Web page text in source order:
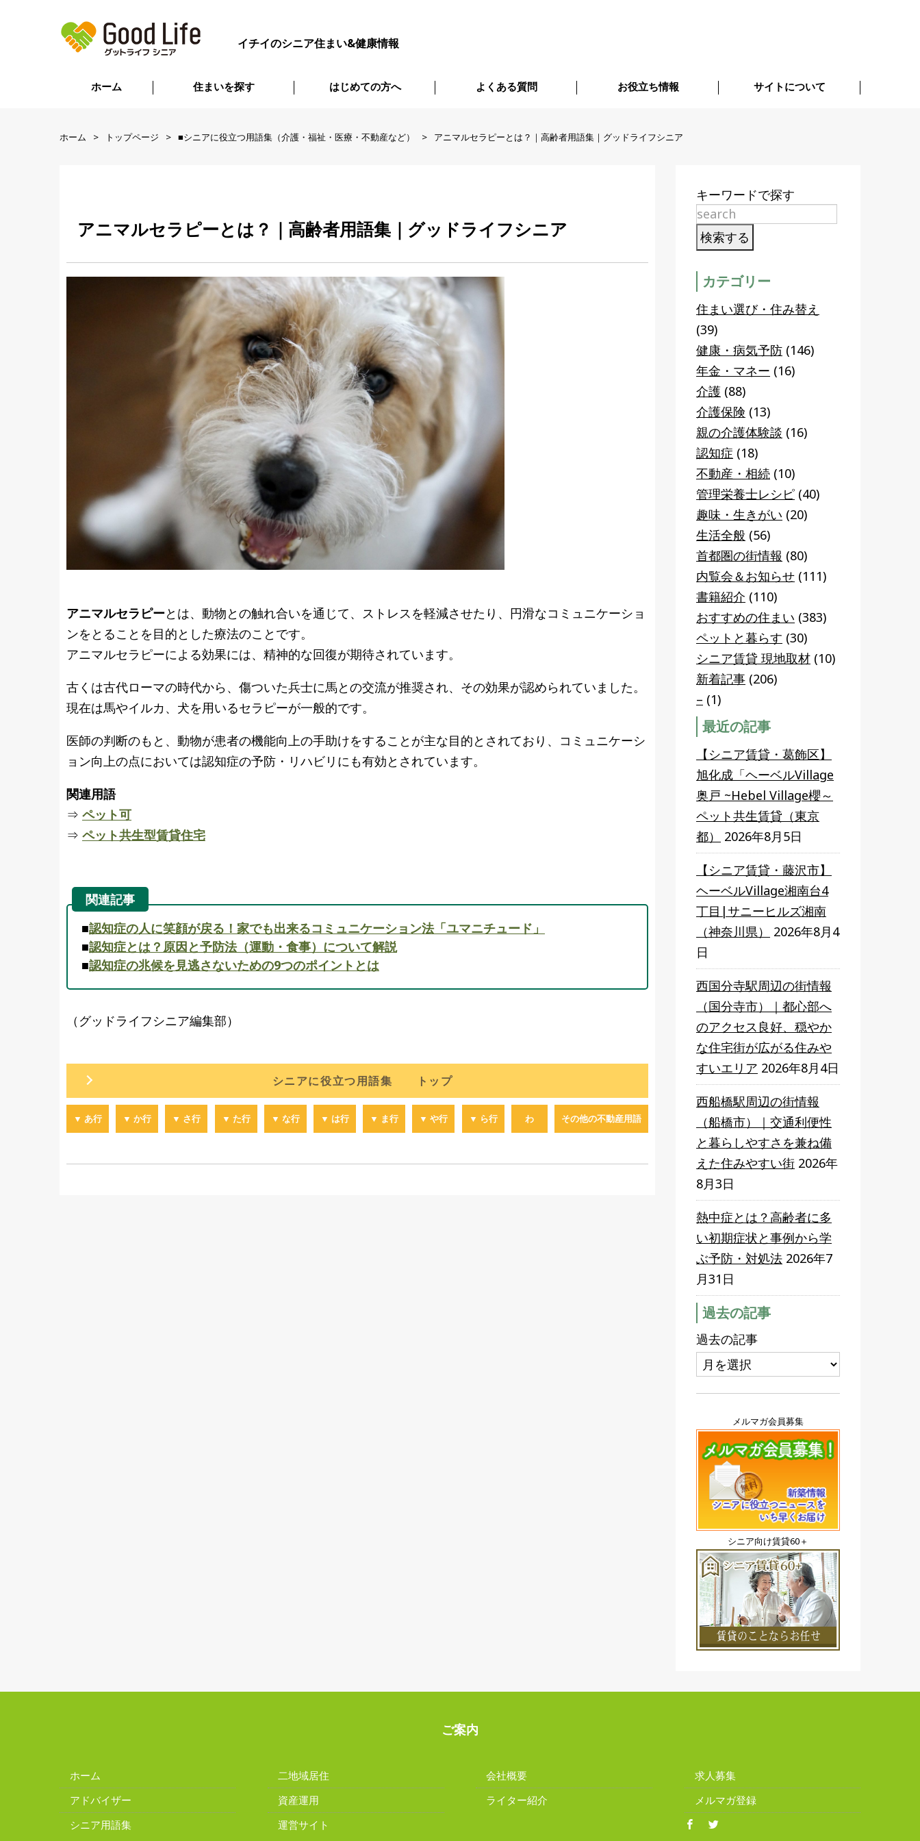
イチイのシニア住まい&健康情報
ホーム 住まいを探す はじめての方へ よくある質問 お役立ち情報 サイトについて
ホーム トップページ ■シニアに役立つ用語集（介護・福祉・医療・不動産など） アニマルセラピーとは？｜高齢者用語集｜グッドライフシニア
アニマルセラピーとは？｜高齢者用語集｜グッドライフシニア
アニマルセラピーとは、動物との触れ合いを通じて、ストレスを軽減させたり、円滑なコミュニケーショ
ンをとることを目的とした療法のことです。
アニマルセラピーによる効果には、精神的な回復が期待されています。
古くは古代ローマの時代から、傷ついた兵士に馬との交流が推奨され、その効果が認められていました。
現在は馬やイルカ、犬を用いるセラピーが一般的です。
医師の判断のもと、動物が患者の機能向上の手助けをすることが主な目的とされており、コミュニケーシ
ョン向上の点においては認知症の予防・リハビリにも有効とされています。
関連用語
⇒ ペット可
⇒ ペット共生型賃貸住宅
関連記事
■認知症の人に笑顔が戻る！家でも出来るコミュニケーション法「ユマニチュード」
■認知症とは？原因と予防法（運動・食事）について解説
■認知症の兆候を見逃さないための9つのポイントとは
（グッドライフシニア編集部）
シニアに役立つ用語集 トップ
▼ あ行 ▼ か行 ▼ さ行 ▼ た行 ▼ な行 ▼ は行 ▼ ま行 ▼ や行 ▼ ら行 わ その他の不動産用語
キーワードで探す
カテゴリー
住まい選び・住み替え
(39)
健康・病気予防 (146)
年金・マネー (16)
介護 (88)
介護保険 (13)
親の介護体験談 (16)
認知症 (18)
不動産・相続 (10)
管理栄養士レシピ (40)
趣味・生きがい (20)
生活全般 (56)
首都圏の街情報 (80)
内覧会＆お知らせ (111)
書籍紹介 (110)
おすすめの住まい (383)
ペットと暮らす (30)
シニア賃貸 現地取材 (10)
新着記事 (206)
– (1)
最近の記事
【シニア賃貸・葛飾区】
旭化成「ヘーベルVillage
奥戸 ~Hebel Village櫻～
ペット共生賃貸（東京
都）
2026年8月5日
【シニア賃貸・藤沢市】
ヘーベルVillage湘南台4
丁目|サニーヒルズ湘南
（神奈川県）
2026年8月4
日
西国分寺駅周辺の街情報
（国分寺市）｜都心部へ
のアクセス良好、穏やか
な住宅街が広がる住みや
すいエリア 2026年8月4日
西船橋駅周辺の街情報
（船橋市）｜交通利便性
と暮らしやすさを兼ね備
えた住みやすい街 2026年
8月3日
熱中症とは？高齢者に多
い初期症状と事例から学
ぶ予防・対処法 2026年7
月31日
過去の記事
過去の記事
メルマガ会員募集
シニア向け賃貸60＋
ご案内
ホーム
アドバイザー
シニア用語集
二地域居住
資産運用
運営サイト
会社概要
ライター紹介
求人募集
メルマガ登録